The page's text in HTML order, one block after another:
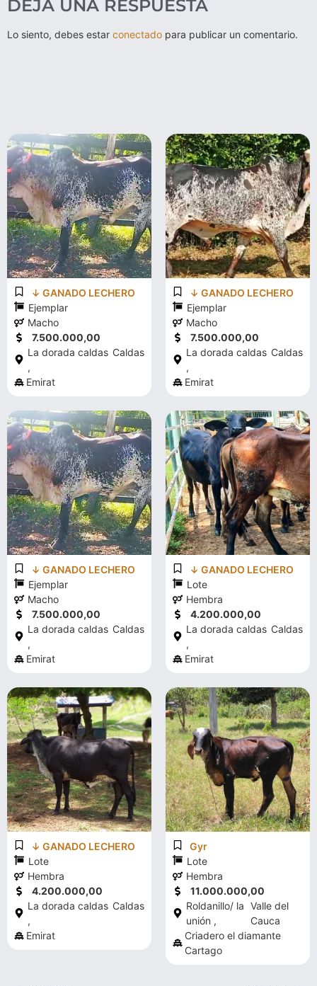
DEJA UNA RESPUESTA
Lo siento, debes estar conectado para publicar un comentario.
↓ GANADO LECHERO
Ejemplar
Macho
7.500.000,00
La dorada caldas
,
Caldas
Emirat
↓ GANADO LECHERO
Ejemplar
Macho
7.500.000,00
La dorada caldas
,
Caldas
Emirat
↓ GANADO LECHERO
Ejemplar
Macho
7.500.000,00
La dorada caldas
,
Caldas
Emirat
↓ GANADO LECHERO
Lote
Hembra
4.200.000,00
La dorada caldas
,
Caldas
Emirat
↓ GANADO LECHERO
Lote
Hembra
4.200.000,00
La dorada caldas
,
Caldas
Emirat
Gyr
Lote
Hembra
11.000.000,00
Roldanillo/ la
unión ,
Valle del
Cauca
Criadero el diamante
Cartago